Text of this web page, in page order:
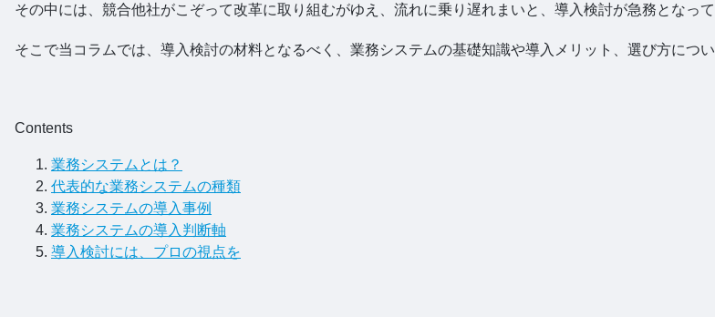
その中には、競合他社がこぞって改革に取り組むがゆえ、流れに乗り遅れまいと、導入検討が急務となっ
そこで当コラムでは、導入検討の材料となるべく、業務システムの基礎知識や導入メリット、選び方につい
Contents
業務システムとは？
代表的な業務システムの種類
業務システムの導入事例
業務システムの導入判断軸
導入検討には、プロの視点を